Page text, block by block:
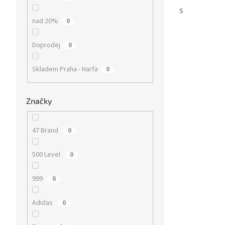
nad 20% 0
Doprodej 0
Skladem Praha - Harfa 0
Značky
47 Brand 0
500 Level 0
999 0
Adidas 0
S